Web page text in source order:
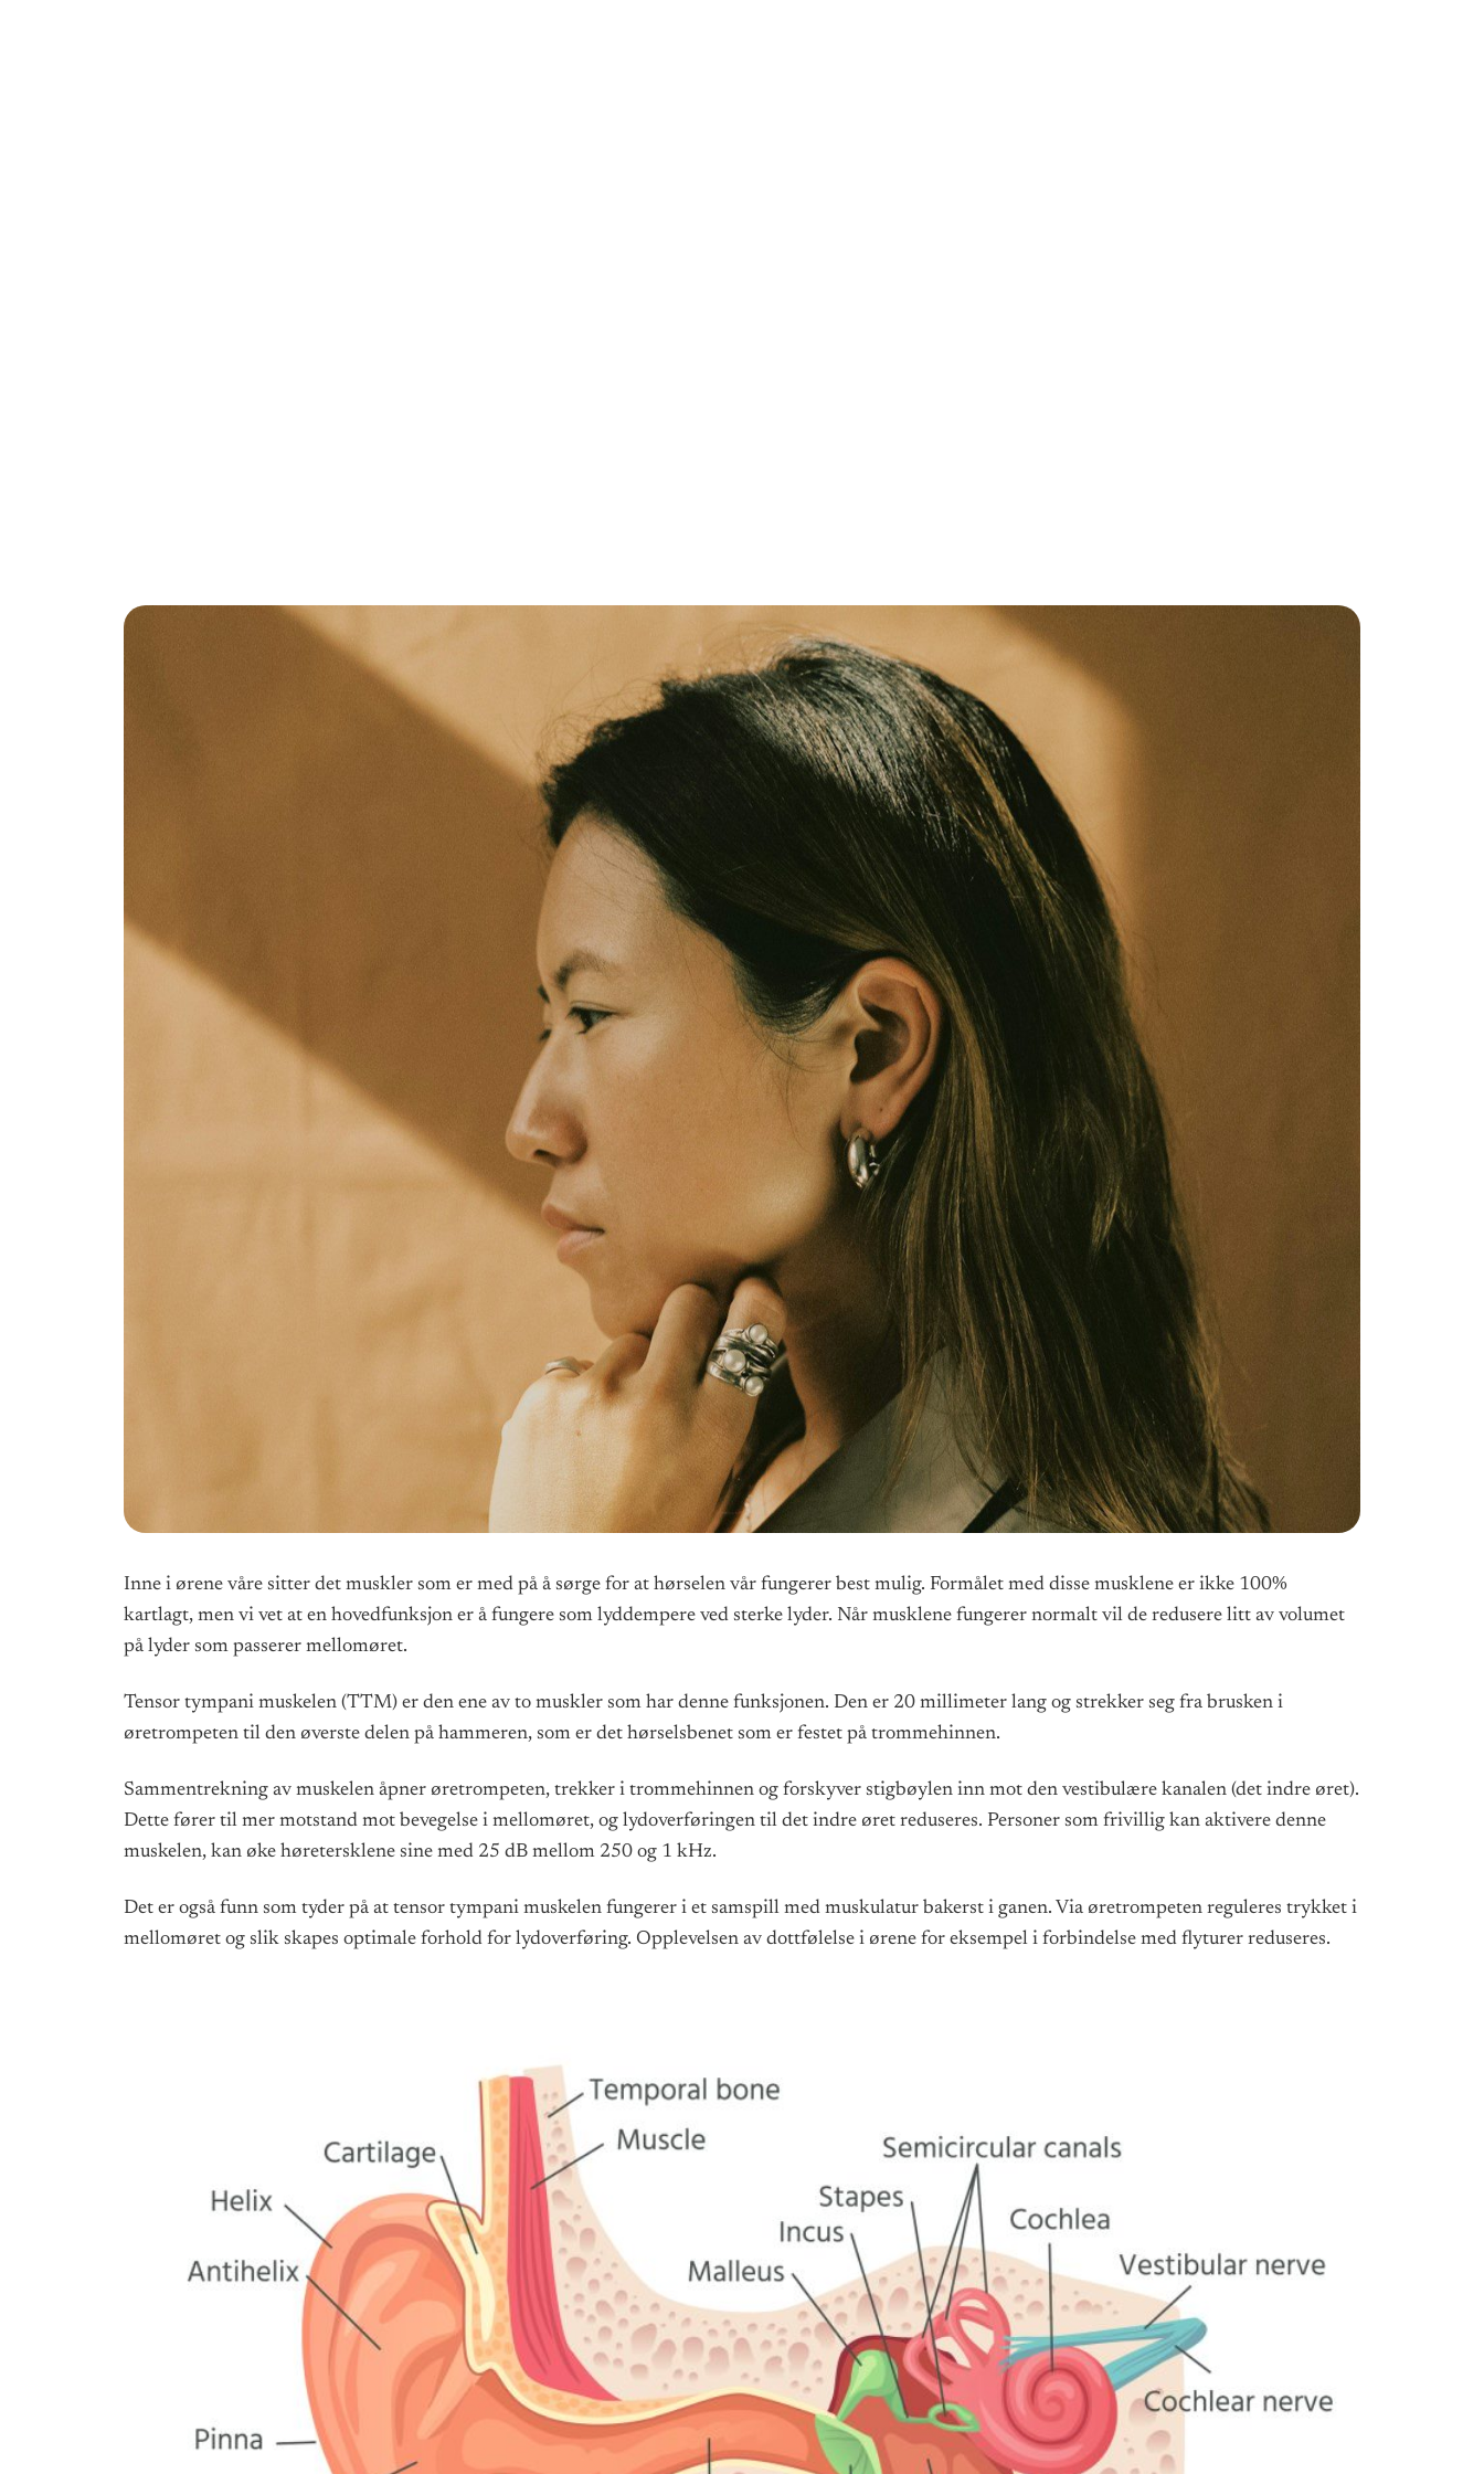
Inne i ørene våre sitter det muskler som er med på å sørge for at hørselen vår fungerer best mulig. Formålet med disse musklene er ikke 100%
kartlagt, men vi vet at en hovedfunksjon er å fungere som lyddempere ved sterke lyder. Når musklene fungerer normalt vil de redusere litt av volumet
på lyder som passerer mellomøret.
Tensor tympani muskelen (TTM) er den ene av to muskler som har denne funksjonen. Den er 20 millimeter lang og strekker seg fra brusken i
øretrompeten til den øverste delen på hammeren, som er det hørselsbenet som er festet på trommehinnen.
Sammentrekning av muskelen åpner øretrompeten, trekker i trommehinnen og forskyver stigbøylen inn mot den vestibulære kanalen (det indre øret).
Dette fører til mer motstand mot bevegelse i mellomøret, og lydoverføringen til det indre øret reduseres. Personer som frivillig kan aktivere denne
muskelen, kan øke høretersklene sine med 25 dB mellom 250 og 1 kHz.
Det er også funn som tyder på at tensor tympani muskelen fungerer i et samspill med muskulatur bakerst i ganen. Via øretrompeten reguleres trykket i
mellomøret og slik skapes optimale forhold for lydoverføring. Opplevelsen av dottfølelse i ørene for eksempel i forbindelse med flyturer reduseres.